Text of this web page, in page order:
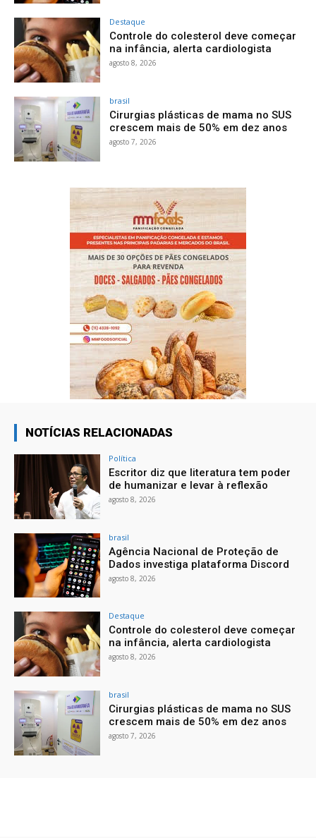
Destaque
Controle do colesterol deve começar
na infância, alerta cardiologista
agosto 8, 2026
brasil
Cirurgias plásticas de mama no SUS
crescem mais de 50% em dez anos
agosto 7, 2026
NOTÍCIAS RELACIONADAS
Política
Escritor diz que literatura tem poder
de humanizar e levar à reflexão
agosto 8, 2026
brasil
Agência Nacional de Proteção de
Dados investiga plataforma Discord
agosto 8, 2026
Destaque
Controle do colesterol deve começar
na infância, alerta cardiologista
agosto 8, 2026
brasil
Cirurgias plásticas de mama no SUS
crescem mais de 50% em dez anos
agosto 7, 2026